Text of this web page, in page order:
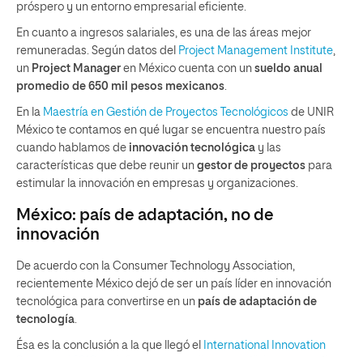
próspero y un entorno empresarial eficiente.
En cuanto a ingresos salariales, es una de las áreas mejor
remuneradas. Según datos del Project Management Institute,
un Project Manager en México cuenta con un sueldo anual
promedio de 650 mil pesos mexicanos.
En la Maestría en Gestión de Proyectos Tecnológicos de UNIR
México te contamos en qué lugar se encuentra nuestro país
cuando hablamos de innovación tecnológica y las
características que debe reunir un gestor de proyectos para
estimular la innovación en empresas y organizaciones.
México: país de adaptación, no de
innovación
De acuerdo con la Consumer Technology Association,
recientemente México dejó de ser un país líder en innovación
tecnológica para convertirse en un país de adaptación de
tecnología.
Ésa es la conclusión a la que llegó el
International Innovation